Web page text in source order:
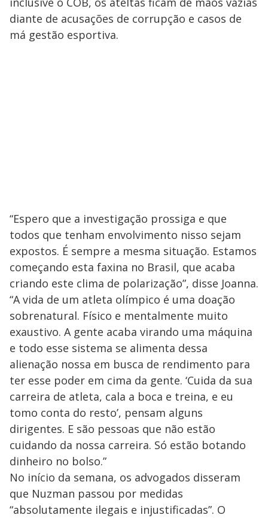
diante de acusações de corrupção e casos de
má gestão esportiva.
“Espero que a investigação prossiga e que
todos que tenham envolvimento nisso sejam
expostos. É sempre a mesma situação. Estamos
começando esta faxina no Brasil, que acaba
criando este clima de polarização”, disse Joanna.
“A vida de um atleta olímpico é uma doação
sobrenatural. Físico e mentalmente muito
exaustivo. A gente acaba virando uma máquina
e todo esse sistema se alimenta dessa
alienação nossa em busca de rendimento para
ter esse poder em cima da gente. ‘Cuida da sua
carreira de atleta, cala a boca e treina, e eu
tomo conta do resto’, pensam alguns
dirigentes. E são pessoas que não estão
cuidando da nossa carreira. Só estão botando
dinheiro no bolso.”
No início da semana, os advogados disseram
que Nuzman passou por medidas
“absolutamente ilegais e injustificadas”. O